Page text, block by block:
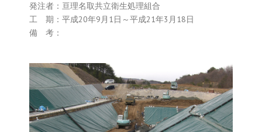
発注者：亘理名取共立衛生処理組合
工 期：平成20年9月1日～平成21年3月18日
備 考：